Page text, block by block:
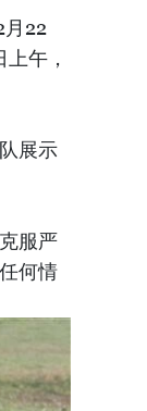
月22
午，
展示
服严
何情